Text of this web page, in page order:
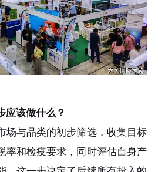
应该做什么？
与品类的初步筛选，收集目标
率和检疫要求，同时评估自身产